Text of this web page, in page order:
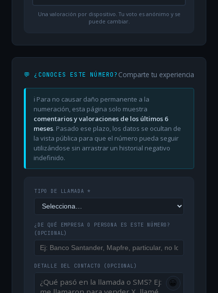
Una valoración por dispositivo. Tu voto es anónimo y se
puede cambiar.
💬 ¿CONOCES ESTE NÚMERO? Comparte tu experiencia
ℹ️ Para no causar daño permanente a la
numeración, esta página solo muestra
comentarios y valoraciones de los últimos 6
meses. Pasado ese plazo, los datos se ocultan de
la vista pública para que el número pueda seguir
utilizándose sin arrastrar un historial negativo
indefinido.
TIPO DE LLAMADA *
¿DE QUÉ EMPRESA O PERSONA ES ESTE NÚMERO?
(OPCIONAL)
DETALLE DEL CONTACTO (OPCIONAL)
😀